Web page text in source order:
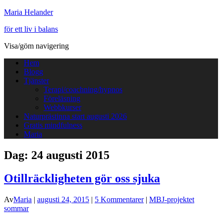
Maria Helander
för ett liv i balans
Visa/göm navigering
Hem
Blogg
Tjänster
Terapi/coachning/hypnos
Föreläsning
Webbkurser
Naturprästinna start augusti 2026
Gratis mindfulness
Maria
Dag: 24 augusti 2015
Otillräckligheten gör oss sjuka
AvMaria | augusti 24, 2015 | 5 Kommentarer| MBJ-projektet
sommar